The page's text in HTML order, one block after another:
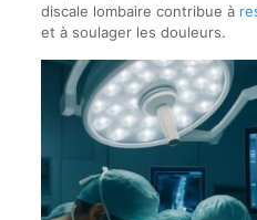
discale lombaire contribue à
et à soulager les douleurs.